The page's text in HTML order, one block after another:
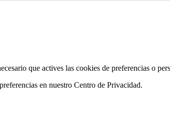
que actives las cookies de preferencias o
en nuestro Centro de Privacidad.